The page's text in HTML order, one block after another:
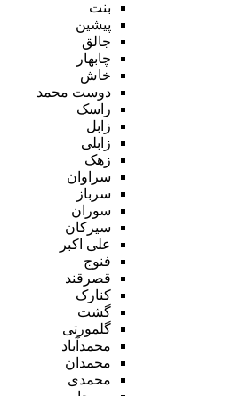
بنت
پیشین
جالق
چابهار
خاش
دوست محمد
راسک
زابل
زابلی
زهک
سراوان
سرباز
سوران
سیرکان
علی اکبر
فنوج
قصرقند
کنارک
گشت
گلمورتی
محمدآباد
محمدان
محمدی